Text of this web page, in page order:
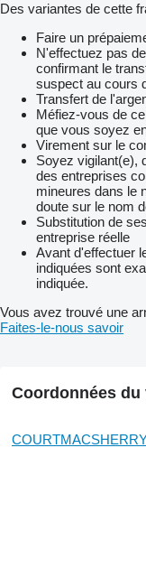
Des variantes de cette
Faire un
N'effectuez pas
confirmant le
suspect au cours
Transfert de
Méfiez-vous de
que vous soyez
Virement sur le
Soyez vigilant(e),
des entreprises
mineures dans le
doute sur le nom
Substitution de
entreprise réelle
Avant d'effectuer
indiquées sont
indiquée.
Vous avez trouvé une
Faites-le-nous savoir
Coordonnées du